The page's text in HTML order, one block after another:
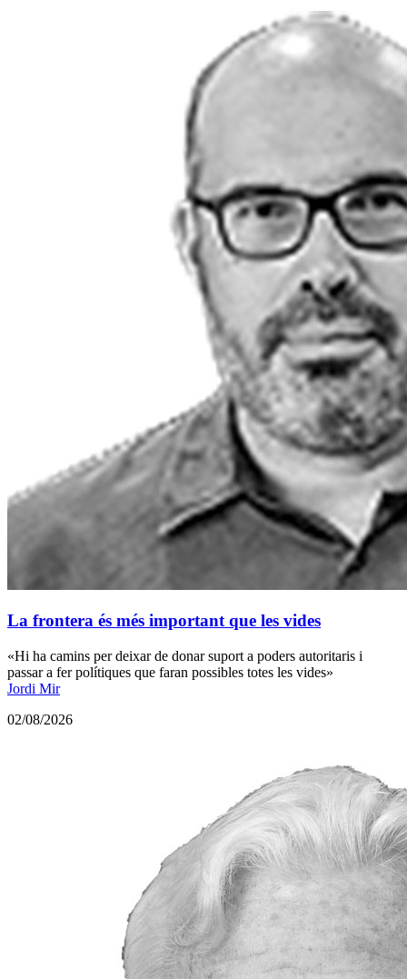
La frontera és més important que les vides
«Hi ha camins per deixar de donar suport a poders autoritaris i
passar a fer polítiques que faran possibles totes les vides»
Jordi Mir
02/08/2026